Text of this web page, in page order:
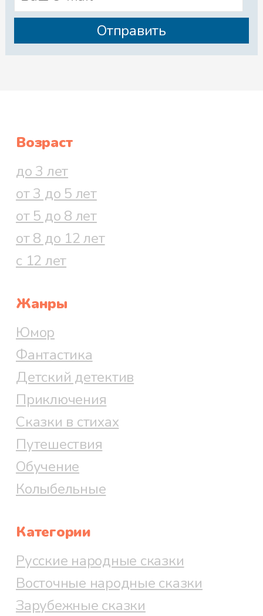
Возраст
до 3 лет
от 3 до 5 лет
от 5 до 8 лет
от 8 до 12 лет
с 12 лет
Жанры
Юмор
Фантастика
Детский детектив
Приключения
Сказки в стихах
Путешествия
Обучение
Колыбельные
Категории
Русские народные сказки
Восточные народные сказки
Зарубежные сказки